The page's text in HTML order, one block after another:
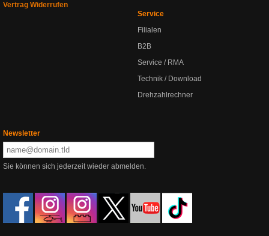
Vertrag Widerrufen
Service
Filialen
B2B
Service / RMA
Technik / Download
Drehzahlrechner
Newsletter
Sie können sich jederzeit wieder abmelden.